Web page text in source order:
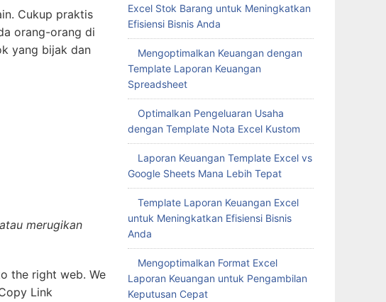
Cukup praktis
orang-orang di
yang bijak dan
merugikan
the right web. We
Link
Excel Stok Barang untuk Meningkatkan
Efisiensi Bisnis Anda
Mengoptimalkan Keuangan dengan
Template Laporan Keuangan
Spreadsheet
Optimalkan Pengeluaran Usaha
dengan Template Nota Excel Kustom
Laporan Keuangan Template Excel vs
Google Sheets Mana Lebih Tepat
Template Laporan Keuangan Excel
untuk Meningkatkan Efisiensi Bisnis
Anda
Mengoptimalkan Format Excel
Laporan Keuangan untuk Pengambilan
Keputusan Cepat